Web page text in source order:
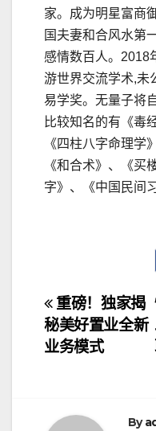
家。成为明星富商
国夫妻和合风水第
感情数百人。2018
游世界交流学术,未
易学奖。无量子将
比较知名的有《毒
《四柱八字命理学
《和合术》、《买
字》、《中国民间
文
章
航
重磅！独家揭
秘美好置业全新
业务模式
By